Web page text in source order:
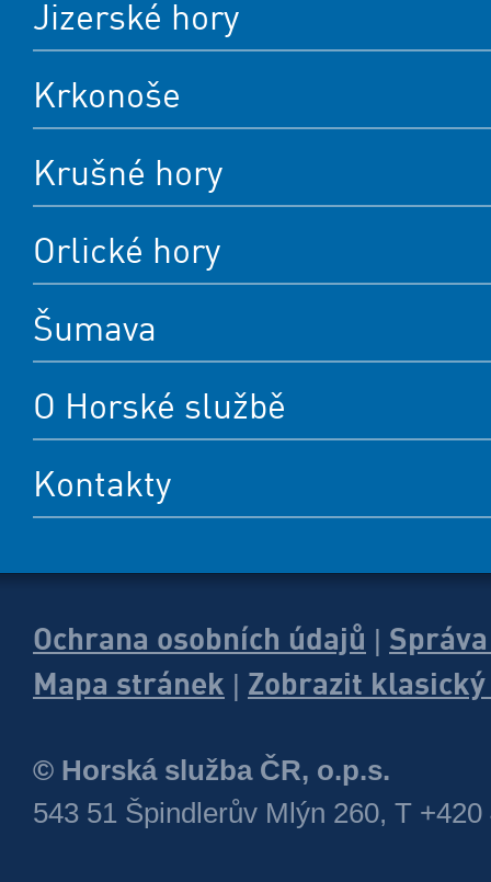
Jizerské hory
Krkonoše
Krušné hory
Orlické hory
Šumava
O Horské službě
Kontakty
Ochrana osobních údajů
Mapa stránek
Zobrazit
© Horská služba ČR, o.p.s.
543 51 Špindlerův Mlýn 260, T +420